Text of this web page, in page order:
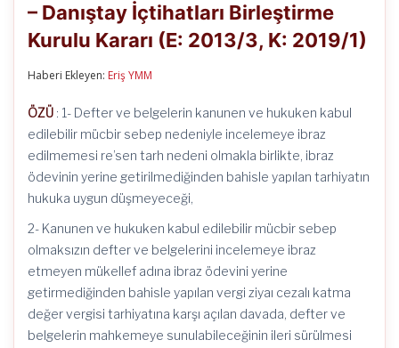
İçtihatları
Birleştirme
Kurulu
2019/1)
için
– Danıştay İçtihatları Birleştirme
Kurulu Kararı (E: 2013/3, K: 2019/1)
Haberi Ekleyen: Eriş YMM
ÖZÜ : 1- Defter ve belgelerin kanunen ve hukuken kabul
edilebilir mücbir sebep nedeniyle incelemeye ibraz
edilmemesi re’sen tarh nedeni olmakla birlikte, ibraz
ödevinin yerine getirilmediğinden bahisle yapılan tarhiyatın
hukuka uygun düşmeyeceği,
2- Kanunen ve hukuken kabul edilebilir mücbir sebep
olmaksızın defter ve belgelerini incelemeye ibraz
etmeyen mükellef adına ibraz ödevini yerine
getirmediğinden bahisle yapılan vergi ziyaı cezalı katma
değer vergisi tarhiyatına karşı açılan davada, defter ve
belgelerin mahkemeye sunulabileceğinin ileri sürülmesi